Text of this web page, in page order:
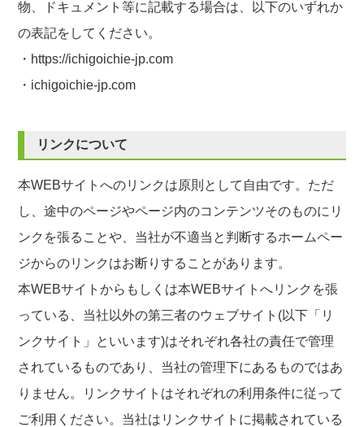
物、ドキュメント等に記載する場合は、以下のいずれか
の表記をしてください。
・https://ichigoichie-jp.com
・ichigoichie-jp.com
リンクについて
本WEBサイトへのリンクは原則として自由です。ただ
し、途中のページやページ内のコンテンツそのものにリ
ンクを張ることや、当社が不適当と判断するホームペー
ジからのリンクはお断りすることがあります。
本WEBサイトからもしくは本WEBサイトへリンクを張
っている、当社以外の第三者のウェブサイト(以下「リ
ンクサイト」といいます)はそれぞれ各社の責任で管理
されているものであり、当社の管理下にあるものではあ
りません。リンクサイトはそれぞれの利用条件に従って
ご利用ください。当社はリンクサイトに掲載されている